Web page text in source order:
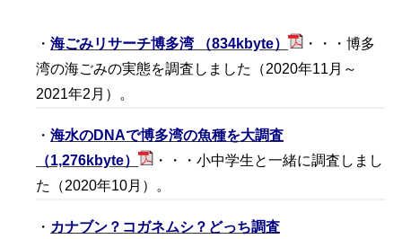
・ 海ごみリサーチ博多湾 （834kbyte）
・・・博多
湾の海ごみの実態を調査しました（2020年11月～
2021年2月）。
・ 海水のDNAで博多湾の魚種を大調査
（1,276kbyte）
・・・小中学生と一緒に調査しまし
た（2020年10月）。
・ カナブン？コガネムシ？どっち調査